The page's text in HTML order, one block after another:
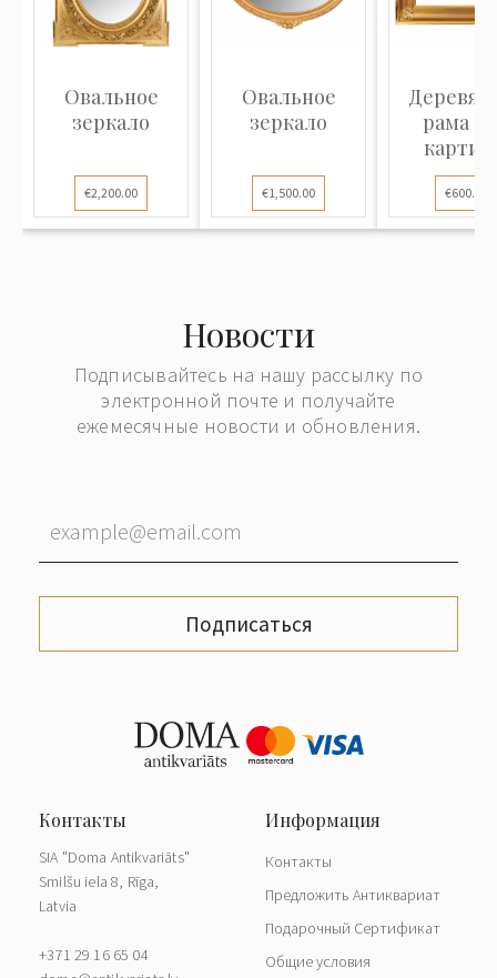
Овальное
зеркало
€2,200.00
Овальное
зеркало
€1,500.00
рама
€600.00
Новости
Подписывайтесь на нашу рассылку по
электронной почте и получайте
ежемесячные новости и обновления.
Подписаться
SIA "Doma Antikvariāts"
Smilšu iela 8, Rīga,
Latvia
+371 29 16 65 04
Контакты
Предложить Антиквариат
Подарочный Сертификат
Общие условия